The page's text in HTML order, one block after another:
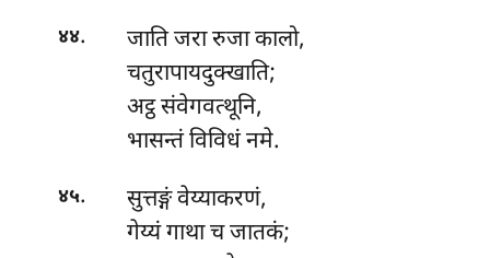
४४.
जाति जरा रुजा कालो,
चतुरापायदुक्खाति;
अट्ठ संवेगवत्थूनि,
भासन्तं विविधं नमे.
४५. सुत्तङ्गंवेय्याकरणं,
गेय्यं गाथा च जातकं;